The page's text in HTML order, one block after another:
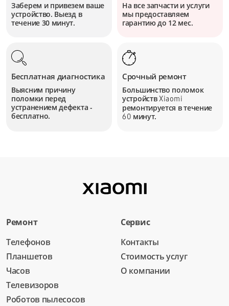
Заберем и привезем ваше
устройство. Выезд в
течение 30 минут.
На все запчасти и услуги
мы предоставляем
гарантию до 12 мес.
Бесплатная диагностика
Выясним причину
поломки перед
устранением дефекта -
бесплатно.
Срочный ремонт
Большинство поломок
устройствXiaomi
ремонтируется в течение
60 минут.
Ремонт
Телефонов
Планшетов
Часов
Телевизоров
Роботов пылесосов
Сервис
Контакты
Стоимость услуг
О компании